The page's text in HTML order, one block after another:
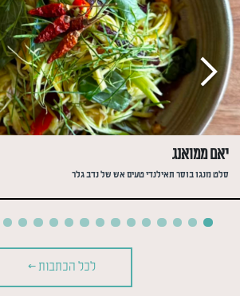
יאם ממואנג
סלט מנגו בוסר תאילנדי טעים אש של נדב גלר
לכל הכתבות >